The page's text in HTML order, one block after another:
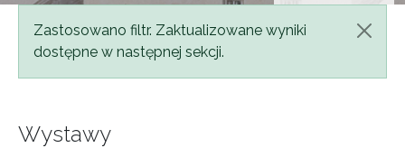
Komunikat
Zastosowano filtr. Zaktualizowane wyniki
dostępne w następnej sekcji.
Wystawy